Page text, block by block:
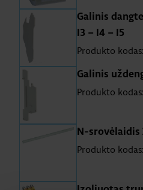
Galinis
I3 – I4 – I5
Produkto
Galinis
Produkto
N-srovėlaidis
Produkto